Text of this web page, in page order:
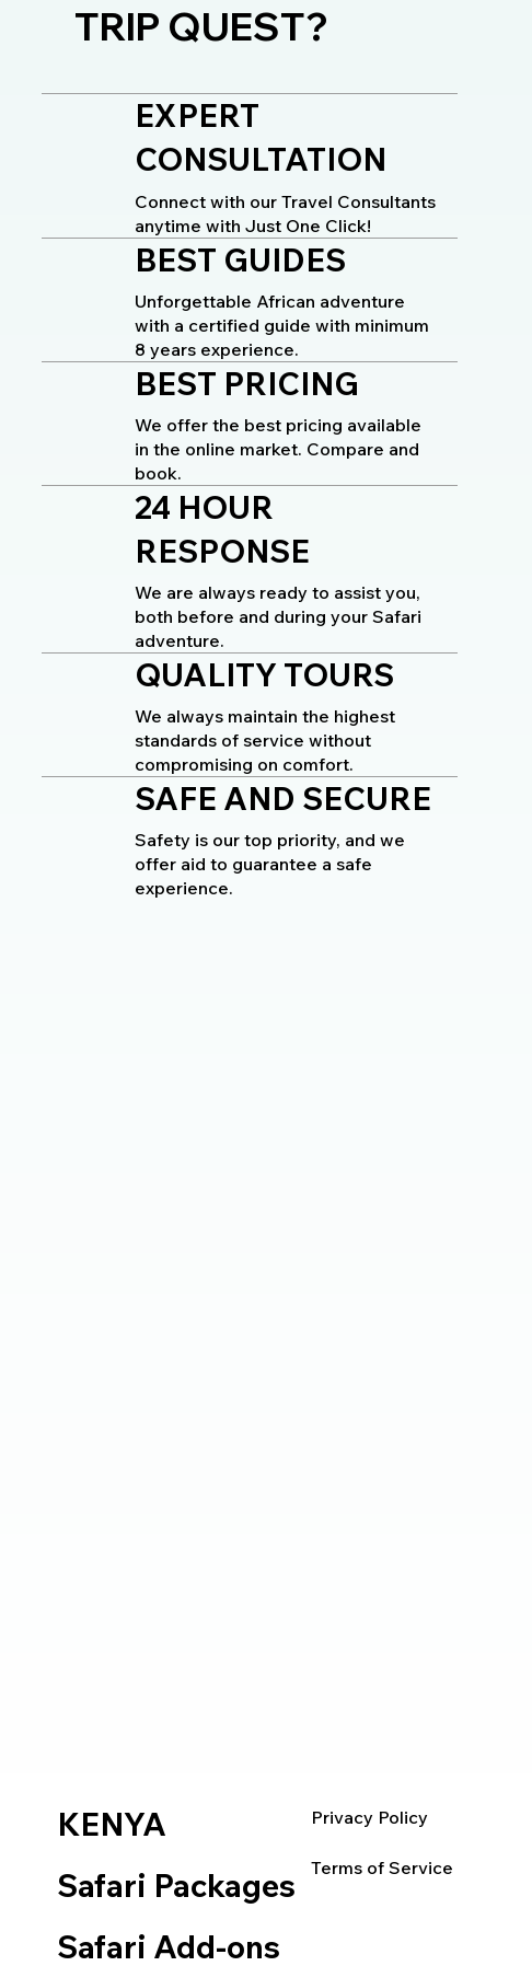
TRIP QUEST?
EXPERT
CONSULTATION
Connect with our Travel Consultants
anytime with Just One Click!
BEST GUIDES
Unforgettable African adventure
with a certified guide with minimum
8 years experience.
BEST PRICING
We offer the best pricing available
in the online market. Compare and
book.
24 HOUR
RESPONSE
We are always ready to assist you,
both before and during your Safari
adventure.
QUALITY TOURS
We always maintain the highest
standards of service without
compromising on comfort.
SAFE AND SECURE
Safety is our top priority, and we
offer aid to guarantee a safe
experience.
KENYA
Safari Packages
Safari Add-ons
Privacy Policy
Terms of Service